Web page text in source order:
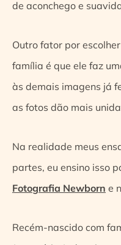
de aconchego e
Outro fator por
família é que ele faz
às demais imagens já
as fotos dão mais
Na realidade meus
partes, eu ensino isso
Fotografia Newborn e
Recém-nascido com